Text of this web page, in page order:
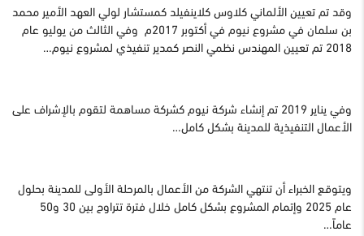
وقد تم تعيين الألماني كلاوس كلاينفيلد كمستشار لولي العهد الأمير محمد
بن سلمان في مشروع نيوم في أكتوبر 2017م وفي الثالث من يوليو عام
2018 تم تعيين المهندس نظمي النصر كمدير تنفيذي لمشروع نيوم…
وفي يناير 2019 تم إنشاء شركة نيوم كشركة مساهمة لتقوم بالإشراف على
الأعمال التنفيذية للمدينة بشكل كامل…
ويتوقع الخبراء أن تنتهي الشركة من الأعمال بالمرحلة الأولى للمدينة بحلول
عام 2025 وإتمام المشروع بشكل كامل خلال فترة تتراوح بين 30 و50
عاماً…